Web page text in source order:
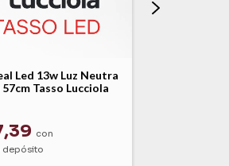
Led 13w Luz Neutra
Tasso Lucciola
con
depósito